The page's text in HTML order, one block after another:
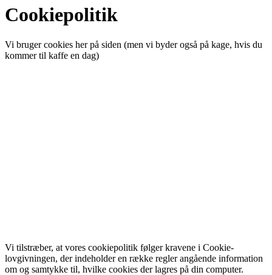
Cookiepolitik
Vi bruger cookies her på siden (men vi byder også på kage, hvis du
kommer til kaffe en dag)
Vi tilstræber, at vores cookiepolitik følger kravene i Cookie-
lovgivningen, der indeholder en række regler angående information
om og samtykke til, hvilke cookies der lagres på din computer.